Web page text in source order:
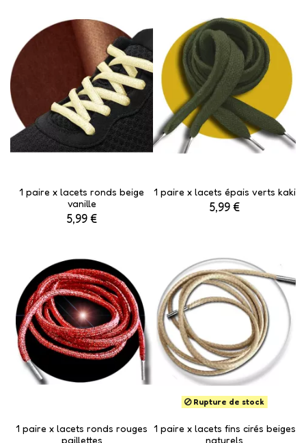
1 paire x lacets ronds beige
vanille
5,99 €
1 paire x lacets épais verts kaki
5,99 €
1 paire x lacets ronds rouges
paillettes
Rupture de stock
1 paire x lacets fins cirés beiges
naturels